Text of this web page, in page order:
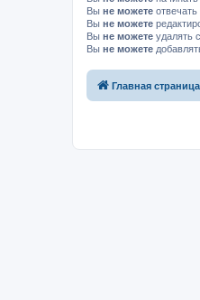
Вы не можете
Вы не можете
Вы не можете удалять
Вы не можете
Главная страница